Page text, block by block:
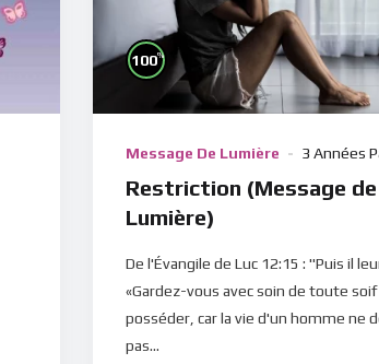
100%
Message De Lumière 3 Années
Restriction (Message de
Lumière)
De l'Évangile de Luc 12:15 : "Puis il
«Gardez-vous avec soin de toute soif
posséder, car la vie d'un homme ne
pas...